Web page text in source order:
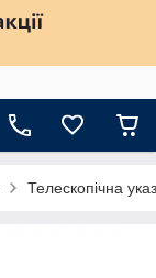
Телескопічна